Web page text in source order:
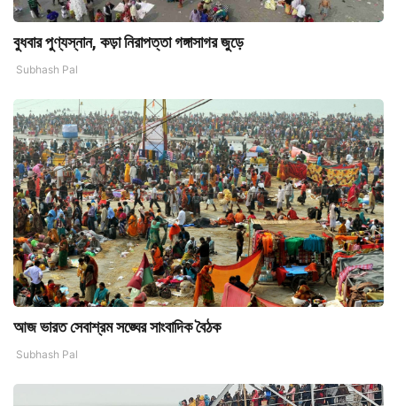
বুধবার পুণ্যস্নান, কড়া নিরাপত্তা গঙ্গাসাগর জুড়ে
Subhash Pal
আজ ভারত সেবাশ্রম সঙ্ঘের সাংবাদিক বৈঠক
Subhash Pal